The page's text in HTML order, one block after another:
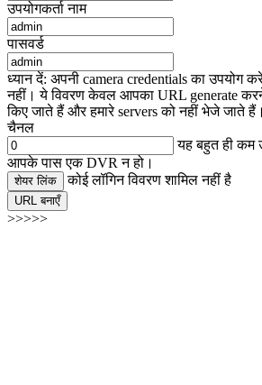
उपयोगकर्ता नाम
पासवर्ड
ध्यान दें: अपनी camera credentials का उपयोग
नहीं। ये विवरण केवल आपका URL generate
किए जाते हैं और हमारे servers को नहीं भेजे जाते हैं।
चैनल
यह बहुत ही कम
आपके पास एक DVR न हो।
शेयर लिंक कोई लॉगिन विवरण शामिल नहीं है
URL बनाएँ
>>>>>